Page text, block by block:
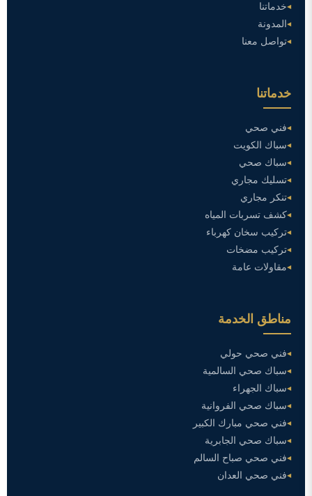
خدماتنا
المدونة
تواصل معنا
خدماتنا
فني صحي
سباك الكويت
سباك صحي
تسليك مجاري
تنكر مجاري
كشف تسربات المياه
تركيب سخان كهرباء
تركيب مضخات
مقاولات عامة
مناطق الخدمة
فني صحي حولي
سباك صحي السالمية
سباك الجهراء
سباك صحي الفروانية
فني صحي مبارك الكبير
سباك صحي الجابرية
فني صحي صباح السالم
فني صحي العدان